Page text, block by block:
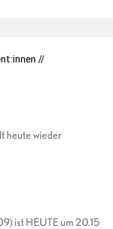
//
heute wieder
ist HEUTE um 20.15